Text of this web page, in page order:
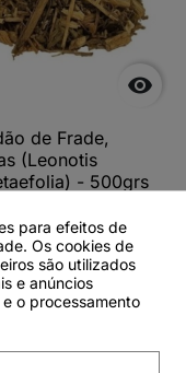

de Frade,
(Leonotis
- 500grs
detalhes
para efeitos de
Os cookies de
são utilizados
e anúncios
o processamento